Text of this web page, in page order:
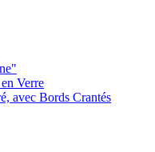
Verre
avec Bords Crantés